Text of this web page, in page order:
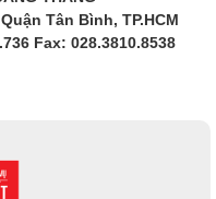
Tân Bình, TP.HCM
Fax: 028.3810.8538